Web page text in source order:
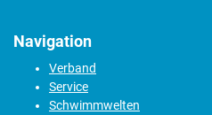
Navigation
Verband
Service
Schwimmwelten